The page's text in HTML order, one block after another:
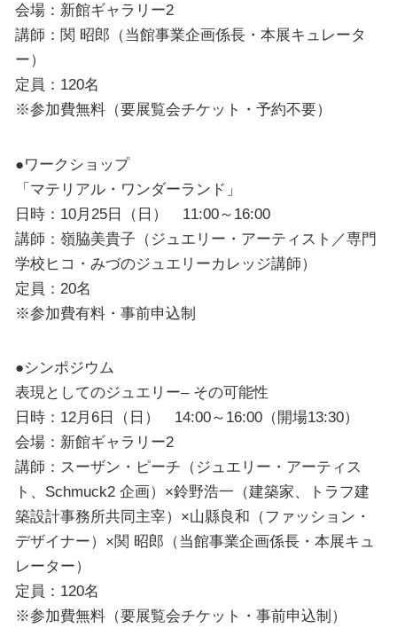
会場：新館ギャラリー2
講師：関 昭郎（当館事業企画係長・本展キュレータ
ー）
定員：120名
※参加費無料（要展覧会チケット・予約不要）
●ワークショップ
「マテリアル・ワンダーランド」
日時：10月25日（日） 11:00～16:00
講師：嶺脇美貴子（ジュエリー・アーティスト／専門
学校ヒコ・みづのジュエリーカレッジ講師）
定員：20名
※参加費有料・事前申込制
●シンポジウム
表現としてのジュエリー– その可能性
日時：12月6日（日） 14:00～16:00（開場13:30）
会場：新館ギャラリー2
講師：スーザン・ピーチ（ジュエリー・アーティス
ト、Schmuck2 企画）×鈴野浩一（建築家、トラフ建
築設計事務所共同主宰）×山縣良和（ファッション・
デザイナー）×関 昭郎（当館事業企画係長・本展キュ
レーター）
定員：120名
※参加費無料（要展覧会チケット・事前申込制）